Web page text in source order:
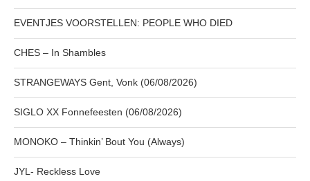
EVENTJES VOORSTELLEN: PEOPLE WHO DIED
CHES – In Shambles
STRANGEWAYS Gent, Vonk (06/08/2026)
SIGLO XX Fonnefeesten (06/08/2026)
MONOKO – Thinkin’ Bout You (Always)
JYL- Reckless Love